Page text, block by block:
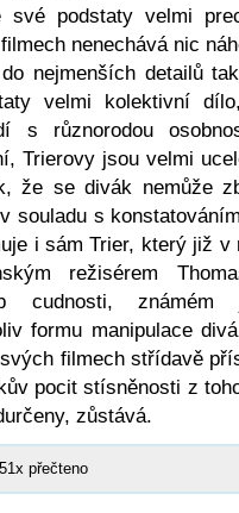
podstaty velmi
nenechává nic
nejmenších detailů
velmi kolektivní
s různorodou
Trierovy jsou velmi
že se divák nemůže
souladu s
i sám Trier, který již v
režisérem
cudnosti, známém
formu manipulace
filmech střídavě
pocit stísněnosti z
zůstává.
přečteno